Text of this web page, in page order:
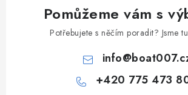
Pomůžeme vám s
Potřebujete s něčím poradit? Jsme
info@
+420 775 473